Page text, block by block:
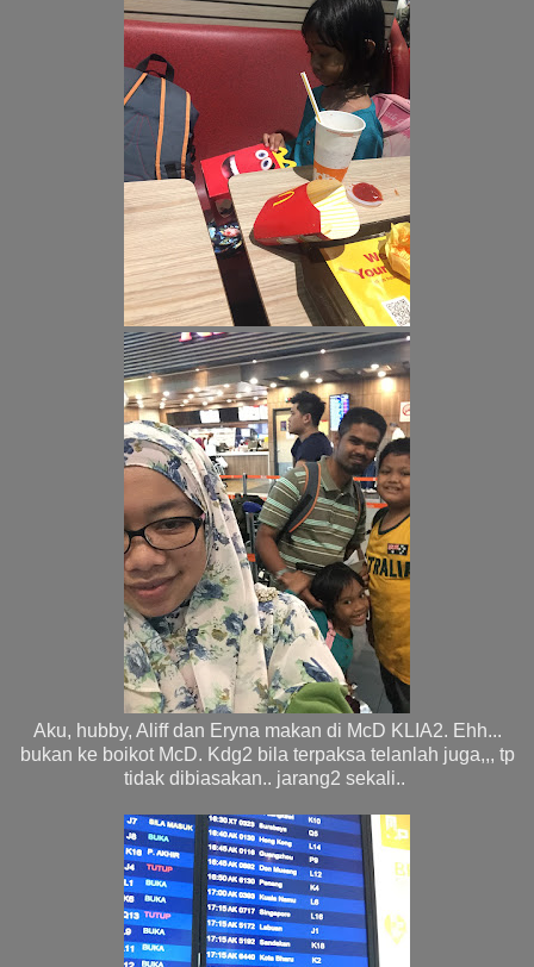
Aku, hubby, Aliff dan Eryna makan di McD KLIA2. Ehh...
bukan ke boikot McD. Kdg2 bila terpaksa telanlah juga,,, tp
tidak dibiasakan.. jarang2 sekali..